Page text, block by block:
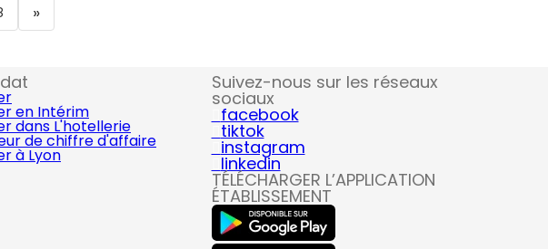
»
en Intérim
dans L'hotellerie
de chiffre d'affaire
à Lyon
Suivez-nous sur les réseaux
sociaux
facebook
tiktok
instagram
linkedin
TÉLÉCHARGER L’APPLICATION
ÉTABLISSEMENT